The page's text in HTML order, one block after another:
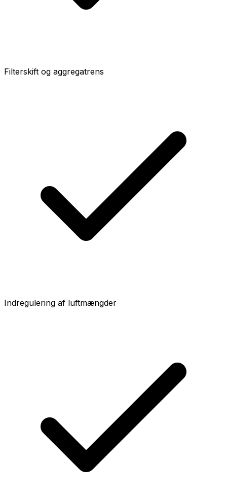
Filterskift og aggregatrens
Indregulering af luftmængder